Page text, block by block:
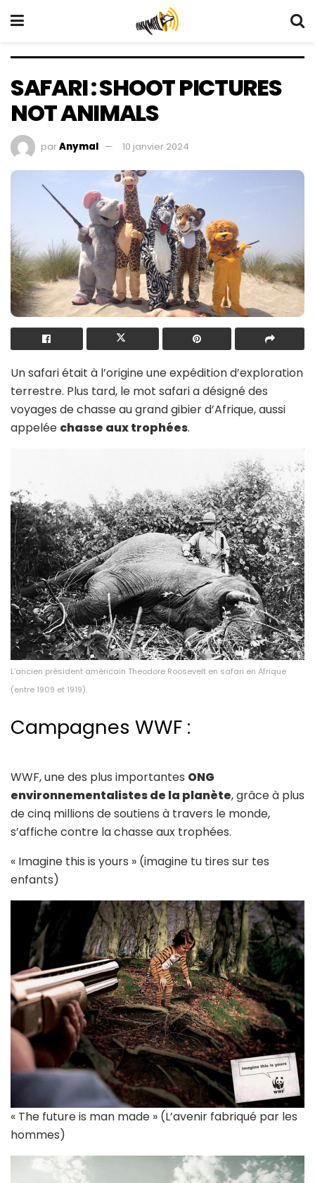
SAFARI : SHOOT PICTURES
NOT ANIMALS
parAnymal 10 janvier 2024
Un safari était à l’origine une expédition d’exploration
terrestre. Plus tard, le mot safari a désigné des
voyages de chasse au grand gibier d’Afrique, aussi
appelée chasse aux trophées.
L’ancien président américain Theodore Roosevelt en safari en Afrique
(entre 1909 et 1919).
Campagnes WWF :
WWF, une des plus importantes ONG
environnementalistes de la planète, grâce à plus
de cinq millions de soutiens à travers le monde,
s’affiche contre la chasse aux trophées.
« Imagine this is yours » (imagine tu tires sur tes
enfants)
« The future is man made » (L’avenir fabriqué par les
hommes)